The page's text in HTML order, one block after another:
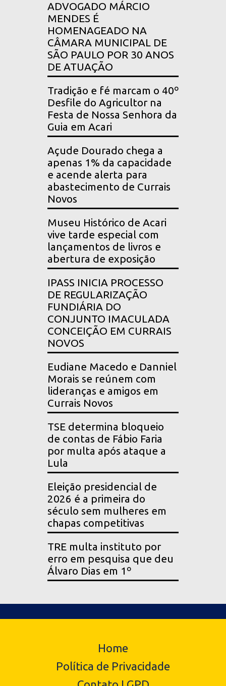
ADVOGADO MÁRCIO
MENDES É
HOMENAGEADO NA
CÂMARA MUNICIPAL DE
SÃO PAULO POR 30 ANOS
DE ATUAÇÃO
Tradição e fé marcam o 40º
Desfile do Agricultor na
Festa de Nossa Senhora da
Guia em Acari
Açude Dourado chega a
apenas 1% da capacidade
e acende alerta para
abastecimento de Currais
Novos
Museu Histórico de Acari
vive tarde especial com
lançamentos de livros e
abertura de exposição
IPASS INICIA PROCESSO
DE REGULARIZAÇÃO
FUNDIÁRIA DO
CONJUNTO IMACULADA
CONCEIÇÃO EM CURRAIS
NOVOS
Eudiane Macedo e Danniel
Morais se reúnem com
lideranças e amigos em
Currais Novos
TSE determina bloqueio
de contas de Fábio Faria
por multa após ataque a
Lula
Eleição presidencial de
2026 é a primeira do
século sem mulheres em
chapas competitivas
TRE multa instituto por
erro em pesquisa que deu
Álvaro Dias em 1º
Home
Política de Privacidade